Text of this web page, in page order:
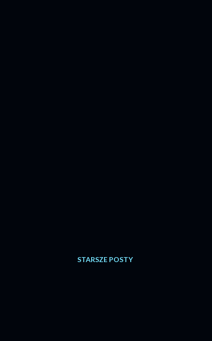
STARSZE POSTY